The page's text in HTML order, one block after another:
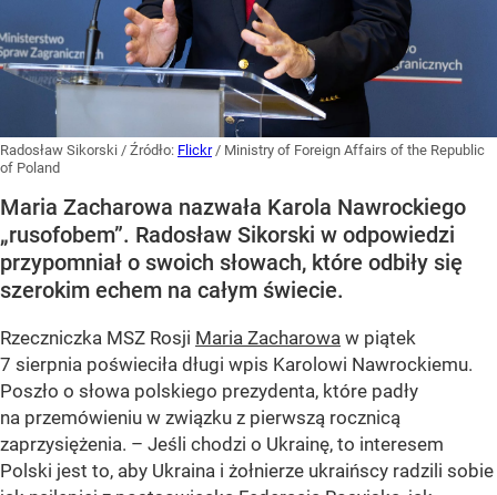
Radosław Sikorski / Źródło: Flickr / Ministry of Foreign Affairs of the Republic
of Poland
Maria Zacharowa nazwała Karola Nawrockiego
„rusofobem”. Radosław Sikorski w odpowiedzi
przypomniał o swoich słowach, które odbiły się
szerokim echem na całym świecie.
Rzeczniczka MSZ Rosji Maria Zacharowa w piątek
7 sierpnia poświeciła długi wpis Karolowi Nawrockiemu.
Poszło o słowa polskiego prezydenta, które padły
na przemówieniu w związku z pierwszą rocznicą
zaprzysiężenia. – Jeśli chodzi o Ukrainę, to interesem
Polski jest to, aby Ukraina i żołnierze ukraińscy radzili sobie